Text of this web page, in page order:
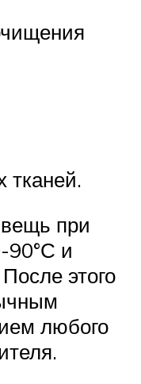
тканей.
при
90°С и
этого
любого